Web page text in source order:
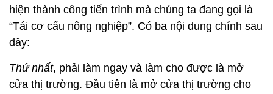
hiện thành công tiến trình mà chúng ta đang gọi là
“Tái cơ cấu nông nghiệp”. Có ba nội dung chính sau
đây:
Thứ nhất, phải làm ngay và làm cho được là mở
cửa thị trường. Đầu tiên là mở cửa thị trường cho